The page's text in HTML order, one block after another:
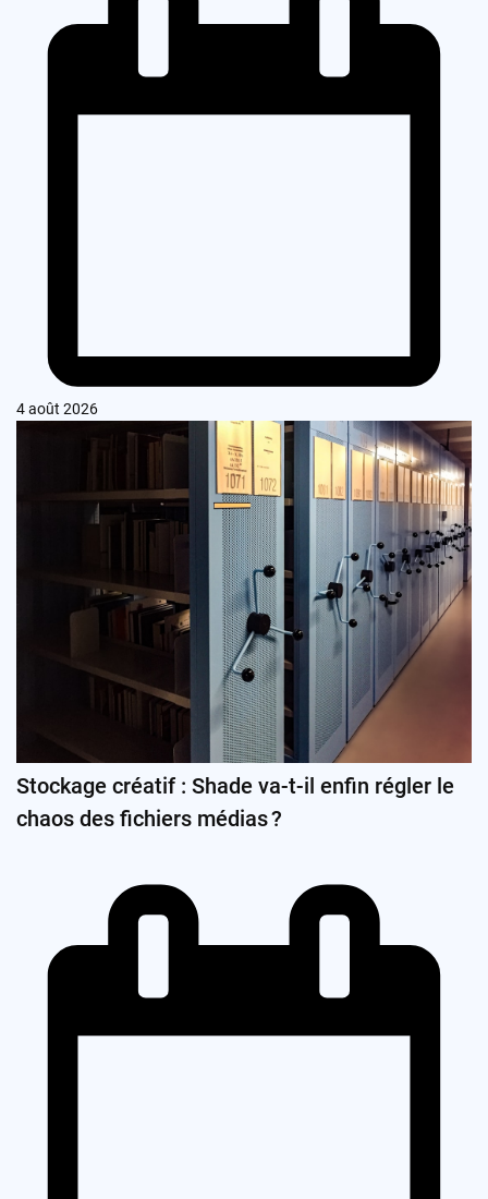
4 août 2026
Stockage créatif : Shade va-t-il enfin régler le
chaos des fichiers médias ?